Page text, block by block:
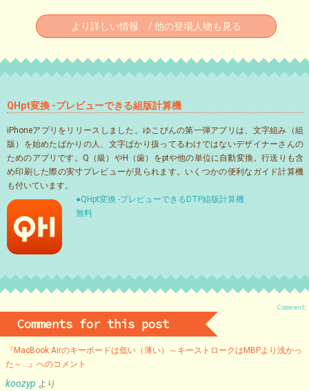
より詳しい情報 / 他の登場人物も見る
QHpt変換 -プレビューできる組版計算機
iPhoneアプリをリリースしました。ゆこびんの第一弾アプリは、文字組み（組
版）を始めたばかりの人、文字ばかり扱ってるわけではないデザイナーさんの
ためのアプリです。Q（級）やH（歯）をptや他の単位に自動変換。行送りも含
め印刷した際の実寸プレビューが見られます。いくつかの便利なガイド計算機
も付いています。
●QHpt変換 -プレビューできるDTP組版計算機
無料
Comment
Comments for this post
『MacBook Airのキーボードは低い（薄い）～キーストロークはMBPより浅かっ
た～…』へのコメント
koozyp より